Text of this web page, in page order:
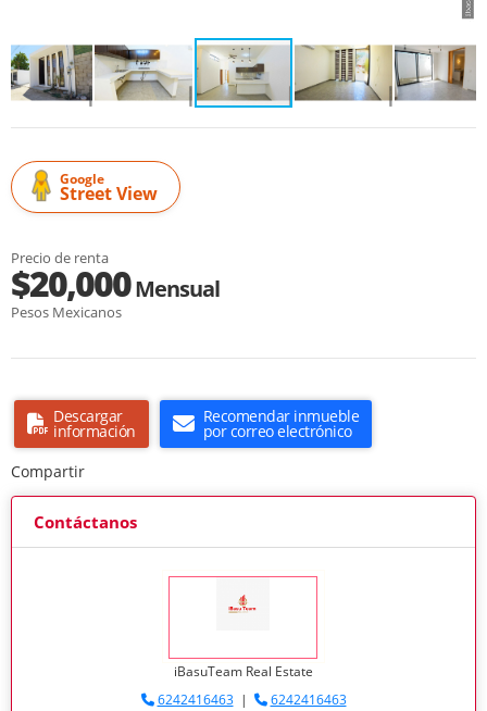
Google
Street View
Precio de renta
$20,000Mensual
Pesos Mexicanos
Descargar
información
Recomendar inmueble
por correo electrónico
Compartir
Contáctanos
iBasuTeam Real Estate
6242416463|
6242416463